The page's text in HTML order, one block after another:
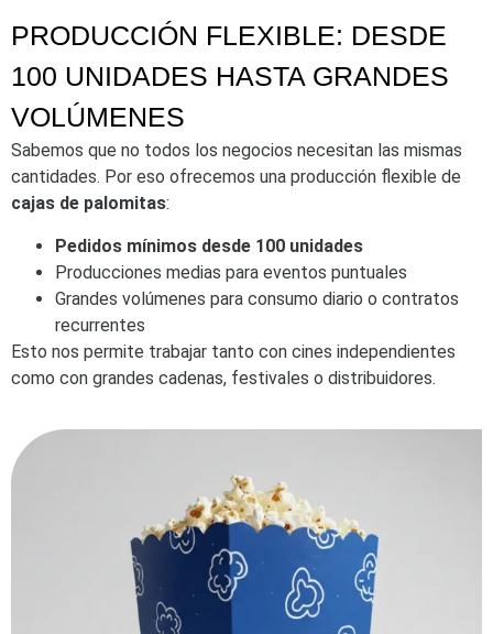
PRODUCCIÓN FLEXIBLE: DESDE
100 UNIDADES HASTA GRANDES
VOLÚMENES
Sabemos que no todos los negocios necesitan las mismas
cantidades. Por eso ofrecemos una producción flexible de
cajas de palomitas:
Pedidos mínimos desde 100 unidades
Producciones medias para eventos puntuales
Grandes volúmenes para consumo diario o contratos
recurrentes
Esto nos permite trabajar tanto con cines independientes
como con grandes cadenas, festivales o distribuidores.